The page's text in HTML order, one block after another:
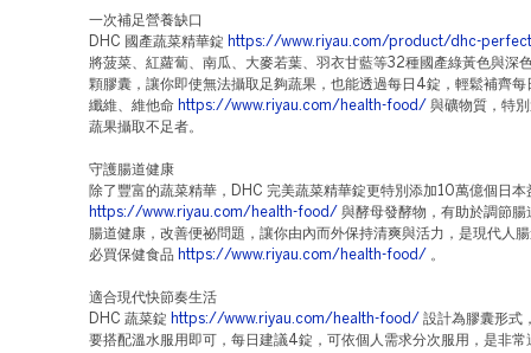
一次補足營養缺口
DHC 國產蔬菜精華錠 https://www.riyau.com/product/dhc-
將菠菜、紅蘿蔔、南瓜、大麥若葉、羽衣甘藍等32種國產綠黃色與深
顆膠囊，讓你即使無法攝取足夠蔬果，也能透過每日4錠，輕鬆補齊每
纖維、維他命 https://www.riyau.com/health-food/ 與礦物質，特
蔬果攝取不足者。
守護腸道健康
除了豐富的蔬菜精華，DHC 完美蔬菜精華錠更特別添加10萬億個日本
https://www.riyau.com/health-food/ 與酵母發酵物，有助於調節腸
腸道健康，改善便祕問題，讓你由內而外保持清爽與活力，是現代人
必買保健食品 https://www.riyau.com/health-food/ 。
適合現代快節奏生活
DHC 蔬菜錠 https://www.riyau.com/health-food/ 設計為膠囊形式
要搭配溫水服用即可，每日建議4錠，可依個人需求分次服用，是非常